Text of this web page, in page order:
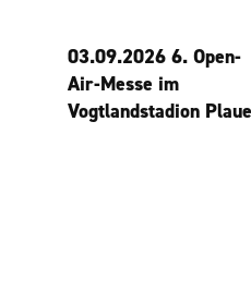
03.09.2026 6. Open-
Air-Messe im
Vogtlandstadion